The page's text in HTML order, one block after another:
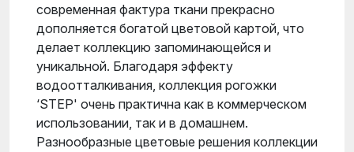
современная фактура ткани прекрасно
дополняется богатой цветовой картой, что
делает коллекцию запоминающейся и
уникальной. Благодаря эффекту
водоотталкивания, коллекция рогожки
‘STEP' очень практична как в коммерческом
использовании, так и в домашнем.
Разнообразные цветовые решения коллекции